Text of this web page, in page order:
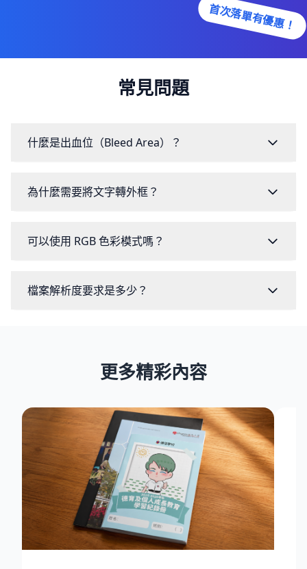
首次落單有優惠！
常見問題
什麼是出血位（Bleed Area）？
為什麼需要將文字轉外框？
可以使用 RGB 色彩模式嗎？
檔案解析度要求是多少？
更多精彩內容